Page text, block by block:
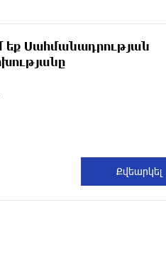
Оппозиция Грузии отказалась от
мандатов и получила обратный
эффект: Нарек Карапетян
եք Սահմանադրության